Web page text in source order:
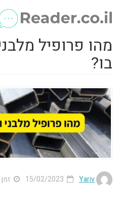
מהו פרופיל
בו?
Yariv זמן